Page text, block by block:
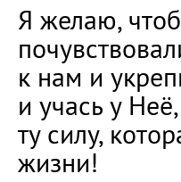
Я желаю,
к нам и
и учась у
ту силу,
жизни!